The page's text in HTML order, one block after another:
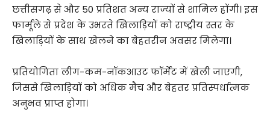
छत्तीसगढ़ से और 50 प्रतिशत अन्य राज्यों से शामिल होंगी। इस
फार्मूले से प्रदेश के उभरते खिलाड़ियों को राष्ट्रीय स्तर के
खिलाड़ियों के साथ खेलने का बेहतरीन अवसर मिलेगा।
प्रतियोगिता लीग-कम-नॉकआउट फॉर्मेट में खेली जाएगी,
जिससे खिलाड़ियों को अधिक मैच और बेहतर प्रतिस्पर्धात्मक
अनुभव प्राप्त होगा।